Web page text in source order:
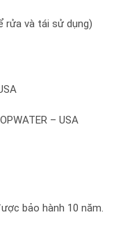
rửa và tái sử dụng)
– USA
bảo hành 10 năm.